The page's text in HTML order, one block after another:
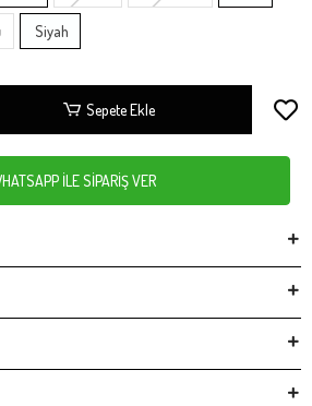
Siyah
Sepete Ekle
İLE SİPARİŞ VER